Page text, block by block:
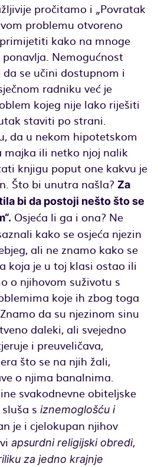
pročitamo i „Povratak
problemu otvoreno
kako na mnoge
Nemogućnost
se učini dostupnom i
radniku već je
kojeg nije lako riješiti
staviti po strani.
da u nekom hipotetskom
majka ili netko njoj nalik
knjigu poput one kakvu je
Što bi unutra našla? Za
bi da postoji nešto što se
Osjeća li ga i ona? Ne
kako se osjeća njezin
ali ne znamo kako se
koja je u toj klasi ostao ili
o njihovom suživotu s
koje ih zbog toga
da su njezinom sinu
daleki, ali svejedno
i preuveličava,
što se na njih žali,
o njima banalnima.
svakodnevne obiteljske
s iznemoglošću i
je i cjelokupan njihov
apsurdni religijski obredi,
za jedno krajnje